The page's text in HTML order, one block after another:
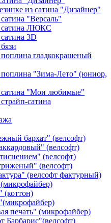
из сатина "Дизайнер"
"Версаль"
сатина ЛЮКС
3D
поплина гладкокрашеный
поплина "Зима-Лето" (юниор,
сатина "Мои любимые"
сатина
бархат" (велсофт)
(велсофт)
(велсофт)
(велсофт)
(велсофт фактурный)
(коттон)
печать" (микрофайбер)
Барбарис"(велсофт)